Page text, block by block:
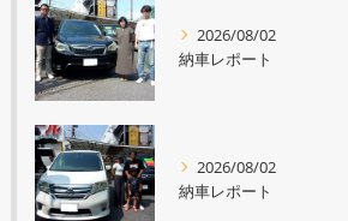
2026/08/02
納車レポート
2026/08/02
納車レポート